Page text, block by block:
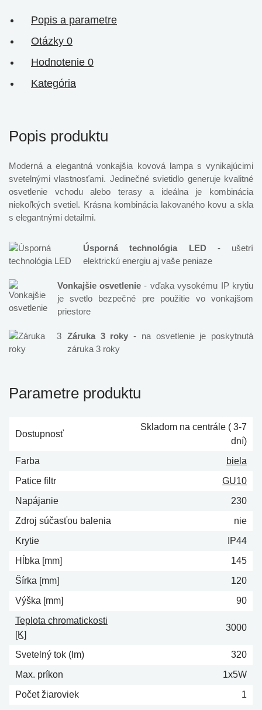
Popis a parametre
Otázky 0
Hodnotenie 0
Kategória
Popis produktu
Moderná a elegantná vonkajšia kovová lampa s vynikajúcimi
svetelnými vlastnosťami. Jedinečné svietidlo generuje kvalitné
osvetlenie vchodu alebo terasy a ideálna je kombinácia
niekoľkých svetiel. Krásna kombinácia lakovaného kovu a skla
s elegantnými detailmi.
Úsporná technológia LED- ušetrí
elektrickú energiu aj vaše peniaze
Vonkajšie osvetlenie- vďaka vysokému IP krytiu
je svetlo bezpečné pre použitie vo vonkajšom
priestore
Záruka 3 roky - na osvetlenie je poskytnutá
záruka 3 roky
Parametre produktu
Dostupnosť
Skladom na centrále ( 3-7
dní)
Farba
biela
Patice filtr
GU10
Napájanie
230
Zdroj súčasťou balenia
nie
Krytie
IP44
Hĺbka [mm]
145
Šírka [mm]
120
Výška [mm]
90
Teplota chromatickosti
[K]
3000
Svetelný tok (lm)
320
Max. príkon
1x5W
Počet žiaroviek
1